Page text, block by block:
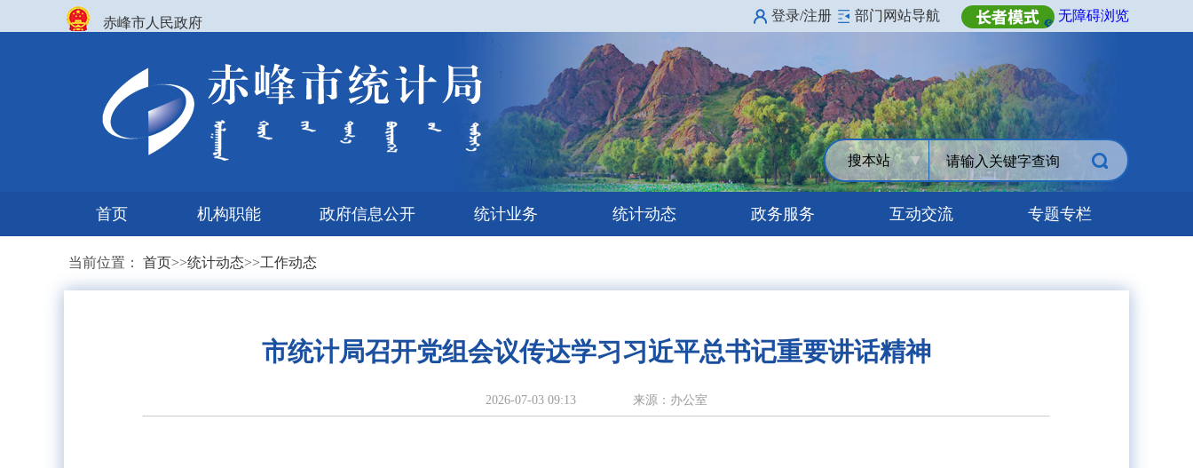
赤峰市人民政府 登录/注册 部门网站导航 无障碍浏览
搜本站
首页 机构职能 政府信息公开 统计业务 统计动态 政务服务 互动交流 专题专栏
当前位置： 首页>>统计动态>>工作动态
市统计局召开党组会议传达学习习近平总书记重要讲话精神
2026-07-03 09:13 来源：办公室